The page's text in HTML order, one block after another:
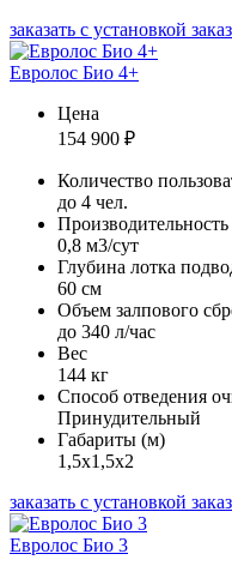
заказать с установкой
Евролос Био 4+
Цена
154 900 ₽
Количество
до 4 чел.
Производительность
0,8 м3/сут
Глубина лотка
60 см
Объем залпового
до 340 л/час
Вес
144 кг
Способ отведения
Принудительный
Габариты (м)
1,5х1,5х2
заказать с установкой
Евролос Био 3